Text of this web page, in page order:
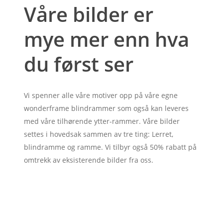
Våre bilder er
mye mer enn hva
du først ser
Vi spenner alle våre motiver opp på våre egne
wonderframe blindrammer som også kan leveres
med våre tilhørende ytter-rammer. Våre bilder
settes i hovedsak sammen av tre ting: Lerret,
blindramme og ramme. Vi tilbyr også 50% rabatt på
omtrekk av eksisterende bilder fra oss.